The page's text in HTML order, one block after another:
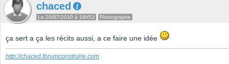
chaced
Le 20/07/2010 à 16h53 Photographe
ça sert a ça les récits aussi, a ce faire une idée
http://chaced.forumconstruire.com